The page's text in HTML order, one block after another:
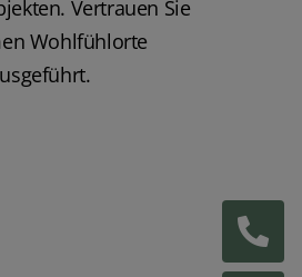
Vertrauen Sie
Wohlfühlorte